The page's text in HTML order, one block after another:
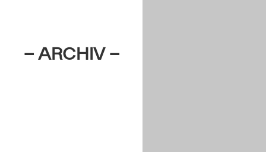
– ARCHIV –